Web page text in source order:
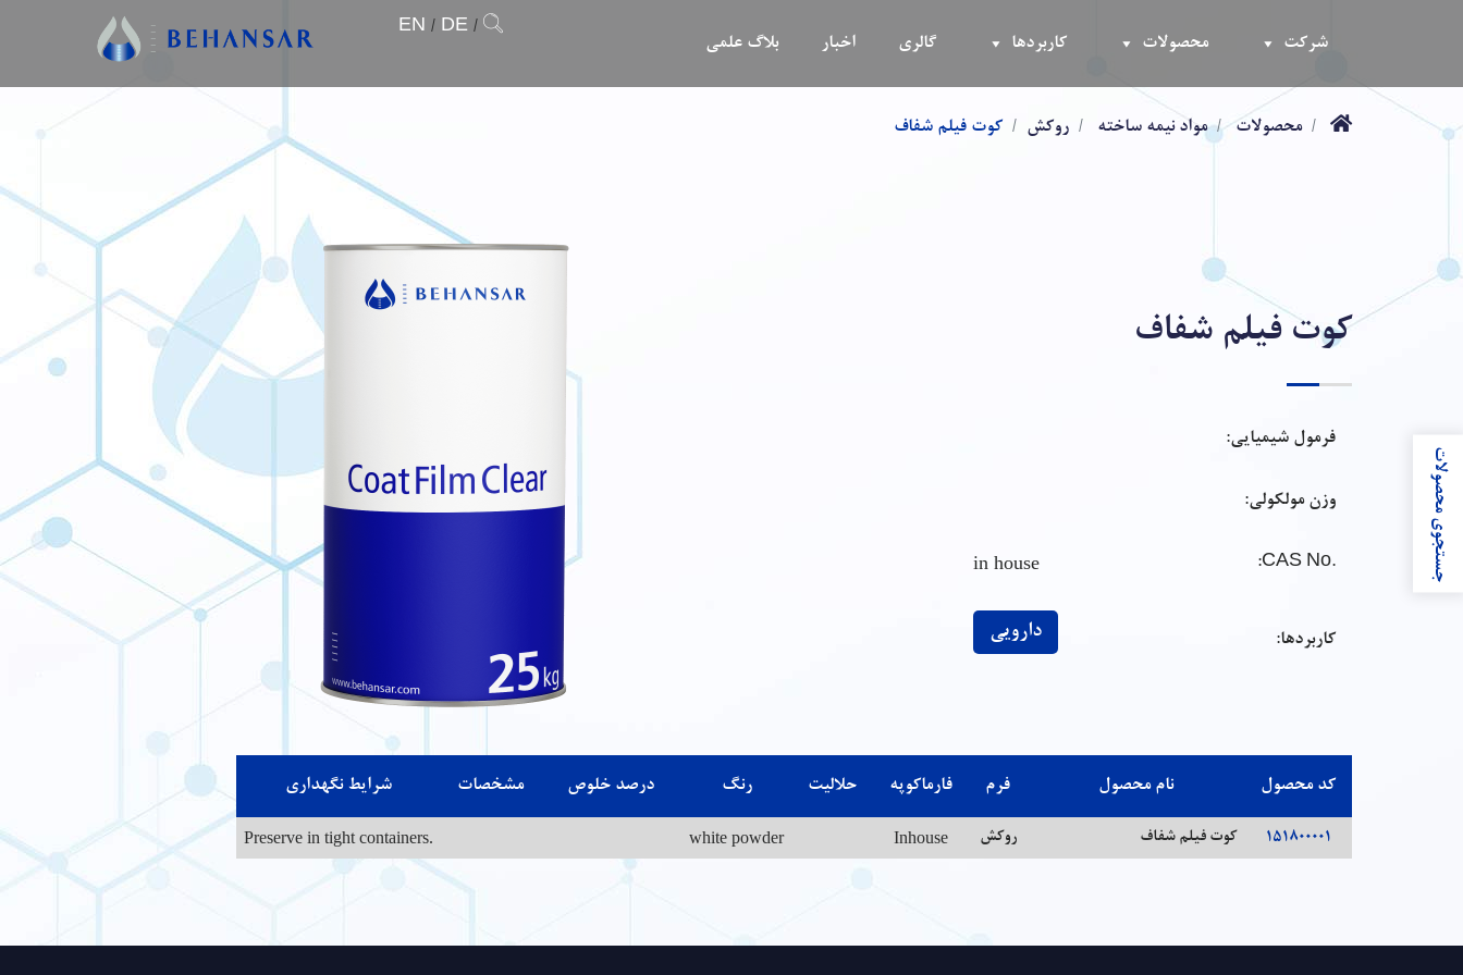
شرکت محصولات کاربردها گالری اخبار بلاگ علمی
EN / DE /
محصولات مواد نیمه ساخته روکش کوت فیلم شفاف
کوت فیلم شفاف
فرمول شیمیایی:
وزن مولکولی:
.CAS No
:
in house
کاربردها: دارویی
کد محصول نام محصول فرم فارماکوپه حلالیت رنگ درصد خلوص مشخصات شرایط نگهداری
151800001 کوت فیلم شفاف روکش Inhouse
white powder
Preserve in tight containers.
جستجوی محصولات